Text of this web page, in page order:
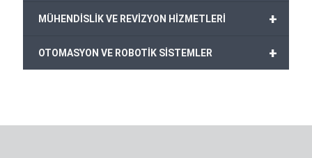
+
MÜHENDİSLİK VE REVİZYON HİZMETLERİ
+
OTOMASYON VE ROBOTİK SİSTEMLER